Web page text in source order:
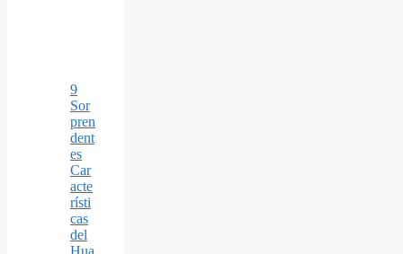
9
Sor
pren
dent
es
Car
acte
rísti
cas
del